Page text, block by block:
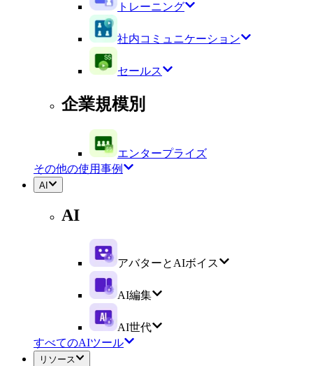
トレーニング
社内コミュニケーション
セールス
企業規模別
エンタープライズ
その他の使用事例
AI
AI
アバターとAIボイス
AI編集
AI世代
すべてのAIツール
リソース